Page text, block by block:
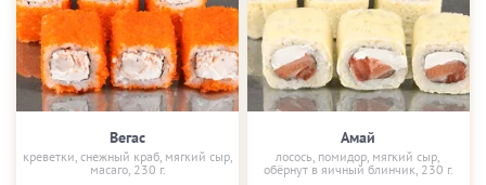
Вегас
креветки, снежный краб, мягкий сыр,
масаго, 230 г.
Амай
лосось, помидор, мягкий сыр,
обёрнут в яичный блинчик, 230 г.